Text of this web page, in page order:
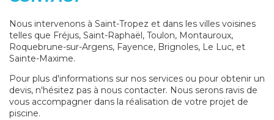
Nous intervenons à Saint-Tropez et dans les villes voisines
telles que Fréjus, Saint-Raphaël, Toulon, Montauroux,
Roquebrune-sur-Argens, Fayence, Brignoles, Le Luc, et
Sainte-Maxime.
Pour plus d'informations sur nos services ou pour obtenir un
devis, n'hésitez pas à nous contacter. Nous serons ravis de
vous accompagner dans la réalisation de votre projet de
piscine.